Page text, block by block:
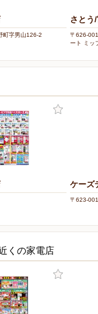
町字男山126-2
さとう/
〒626-
ート ミッ
ケーズ
〒623-
くの家電店